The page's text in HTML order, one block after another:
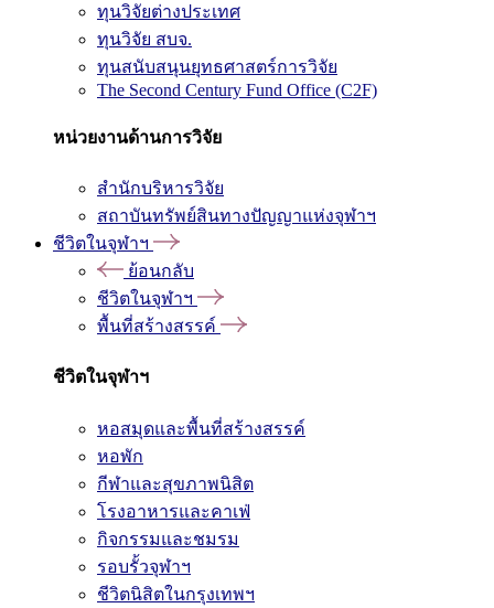
ทุนวิจัยต่างประเทศ
ทุนวิจัย สบจ.
ทุนสนับสนุนยุทธศาสตร์การวิจัย
The Second Century Fund Office (C2F)
หน่วยงานด้านการวิจัย
สำนักบริหารวิจัย
สถาบันทรัพย์สินทางปัญญาแห่งจุฬาฯ
ชีวิตในจุฬาฯ
ย้อนกลับ
ชีวิตในจุฬาฯ
พื้นที่สร้างสรรค์
ชีวิตในจุฬาฯ
หอสมุดและพื้นที่สร้างสรรค์
หอพัก
กีฬาและสุขภาพนิสิต
โรงอาหารและคาเฟ่
กิจกรรมและชมรม
รอบรั้วจุฬาฯ
ชีวิตนิสิตในกรุงเทพฯ